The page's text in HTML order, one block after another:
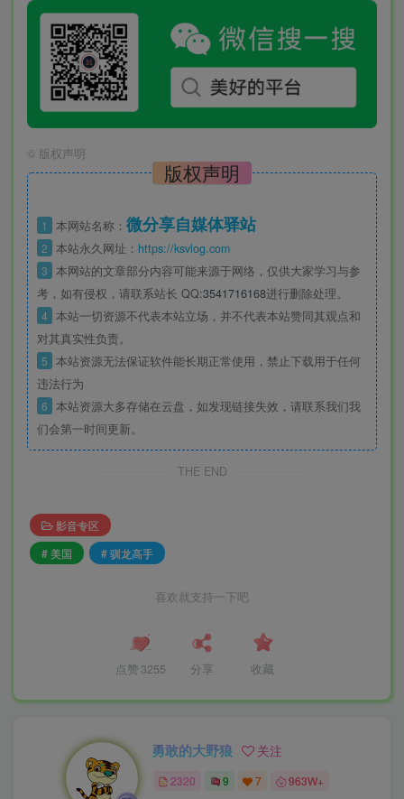
© 版权声明
版权声明
1 本网站名称： 微分享自媒体驿站
2 本站永久网址： https://ksvlog.com
3 本网站的文章部分内容可能来源于网络，仅供大家学习与参
考，如有侵权，请联系站长 QQ:3541716168进行删除处理。
4 本站一切资源不代表本站立场，并不代表本站赞同其观点和
对其真实性负责。
5 本站资源无法保证软件能长期正常使用，禁止下载用于任何
违法行为
6 本站资源大多存储在云盘，如发现链接失效，请联系我们我
们会第一时间更新。
THE END
影音专区
# 美国
# 驯龙高手
喜欢就支持一下吧
点赞 3255 分享 收藏
勇敢的大野狼 关注
2320 9 7 963W+